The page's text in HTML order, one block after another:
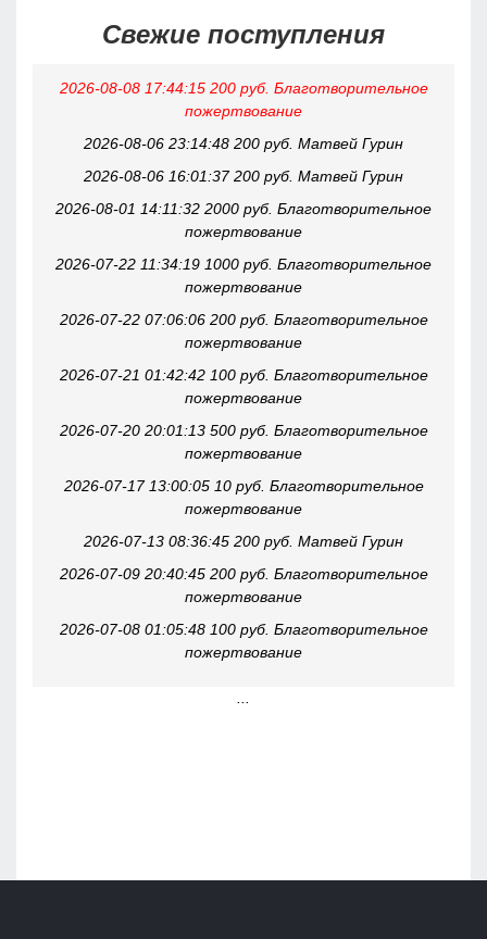
Свежие поступления
2026-08-08 17:44:15 200 руб. Благотворительное
пожертвование
2026-08-06 23:14:48 200 руб. Матвей Гурин
2026-08-06 16:01:37 200 руб. Матвей Гурин
2026-08-01 14:11:32 2000 руб. Благотворительное
пожертвование
2026-07-22 11:34:19 1000 руб. Благотворительное
пожертвование
2026-07-22 07:06:06 200 руб. Благотворительное
пожертвование
2026-07-21 01:42:42 100 руб. Благотворительное
пожертвование
2026-07-20 20:01:13 500 руб. Благотворительное
пожертвование
2026-07-17 13:00:05 10 руб. Благотворительное
пожертвование
2026-07-13 08:36:45 200 руб. Матвей Гурин
2026-07-09 20:40:45 200 руб. Благотворительное
пожертвование
2026-07-08 01:05:48 100 руб. Благотворительное
пожертвование